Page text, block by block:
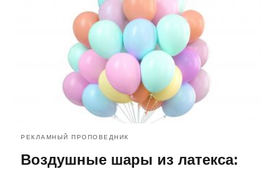
РЕКЛАМНЫЙ ПРОПОВЕДНИК
Воздушные шары из латекса: